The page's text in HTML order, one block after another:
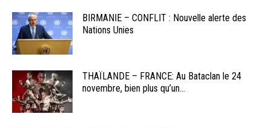
BIRMANIE – CONFLIT : Nouvelle alerte des
Nations Unies
THAÏLANDE – FRANCE: Au Bataclan le 24
novembre, bien plus qu’un...